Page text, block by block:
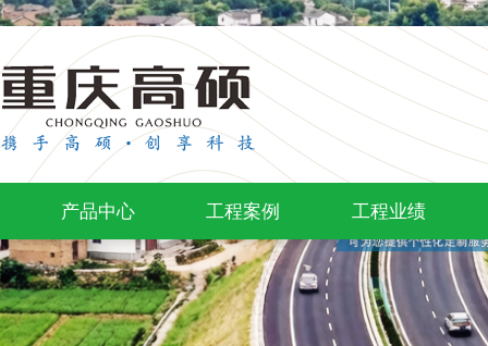
产品中心 工程案例 工程业绩